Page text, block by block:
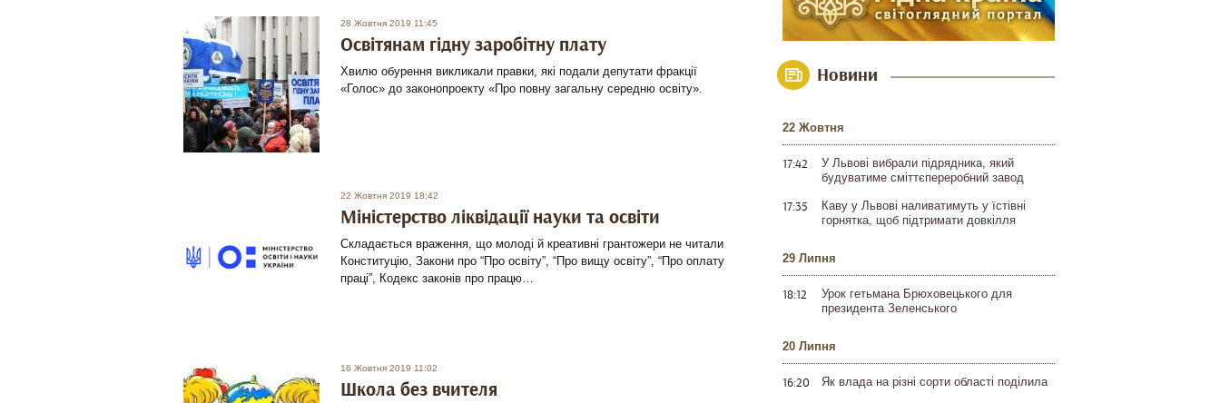
28 Жовтня 2019 11:45
Освітянам гідну заробітну плату
Хвилю обурення викликали правки, які подали депутати фракції
«Голос» до законопроекту «Про повну загальну середню освіту».
22 Жовтня 2019 18:42
Міністерство ліквідації науки та освіти
Складається враження, що молоді й креативні грантожери не читали
Конституцію, Закони про “Про освіту”, “Про вищу освіту”, “Про оплату
праці”, Кодекс законів про працю…
16 Жовтня 2019 11:02
Школа без вчителя
Новини
22 Жовтня
17:42
У Львові вибрали підрядника, який
будуватиме сміттєпереробний завод
17:35
Каву у Львові наливатимуть у їстівні
горнятка, щоб підтримати довкілля
29 Липня
18:12
Урок гетьмана Брюховецького для
президента Зеленського
20 Липня
16:20 Як влада на різні сорти області поділила